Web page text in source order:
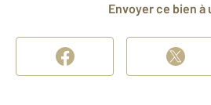
Envoyer ce bien à